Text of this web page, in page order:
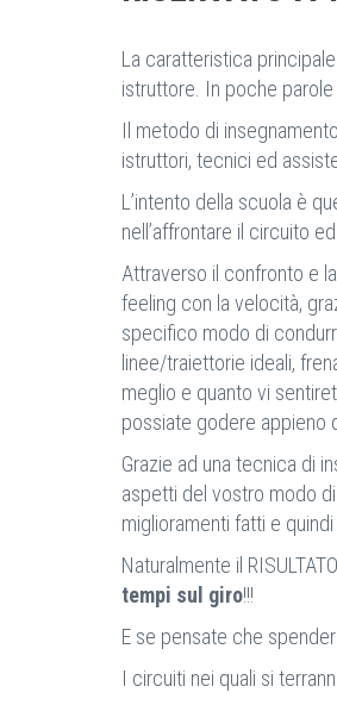
La caratteristica
istruttore. In poche parole
Il metodo di
istruttori, tecnici ed
L’intento della scuola è
nell’affrontare il circuito
Attraverso il confronto e
feeling con la velocità,
specifico modo di
linee/traiettorie ideali,
meglio e quanto vi
possiate godere appieno
Grazie ad una tecnica di
aspetti del vostro modo di
miglioramenti fatti e quindi
Naturalmente il
tempi sul giro!!!
E se pensate che
I circuiti nei quali si